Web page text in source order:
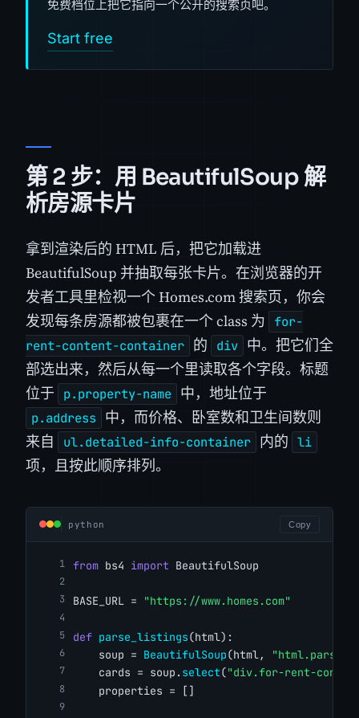
免费档位上把它指向一个公开的搜索页吧。
Start free
第 2 步：用 BeautifulSoup 解
析房源卡片
拿到渲染后的 HTML 后，把它加载进
BeautifulSoup 并抽取每张卡片。在浏览器的开
发者工具里检视一个 Homes.com 搜索页，你会
发现每条房源都被包裹在一个 class 为
for-
rent-content-container 的 div 中。把它们全
部选出来，然后从每一个里读取各个字段。标题
位于
p.property-name 中，地址位于
p.address
中，而价格、卧室数和卫生间数则
来自
ul.detailed-info-container 内的 li
项，且按此顺序排列。
python Copy
from bs4 import BeautifulSoup
BASE_URL = "https://www.homes.com"
def parse_listings(html):
    soup =
BeautifulSoup(html, "html.parser"
    cards = soup.
select("div.for-rent-
    properties = []